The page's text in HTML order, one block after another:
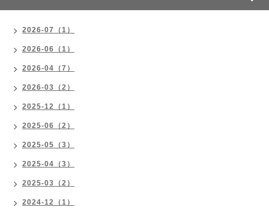
2026-07（1）
2026-06（1）
2026-04（7）
2026-03（2）
2025-12（1）
2025-06（2）
2025-05（3）
2025-04（3）
2025-03（2）
2024-12（1）